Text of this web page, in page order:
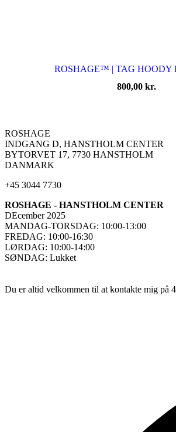
ROSHAGE™ | TAG HOODY
800,00 kr.
ROSHAGE
INDGANG D, HANSTHOLM CENTER
BYTORVET 17, 7730 HANSTHOLM
DANMARK
+45 3044 7730
ROSHAGE - HANSTHOLM CENTER
DEcember 2025
MANDAG-TORSDAG: 10:00-13:00
FREDAG: 10:00-16:30
LØRDAG: 10:00-14:00
SØNDAG: Lukket
Du er altid velkommen til at kontakte mig på